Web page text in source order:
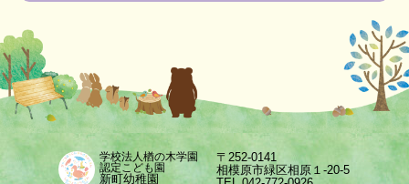
学校法人楢の木学園
認定こども園
新町幼稚園
〒252-0141
相模原市緑区相原１-20-5